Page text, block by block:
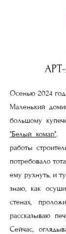
Осенью 2024
Маленький
большому
"Белый комар".
работы
потребовало
ему рухнуть, и
знаю, как
стенах,
рассказываю
Сейчас,